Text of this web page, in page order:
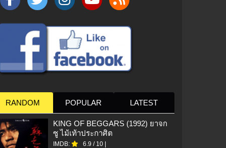
RANDOM POPULAR LATEST
KING OF BEGGARS (1992) ยาจก
ซู ไม้เท้าประกาศิต
IMDB: 6.9 / 10